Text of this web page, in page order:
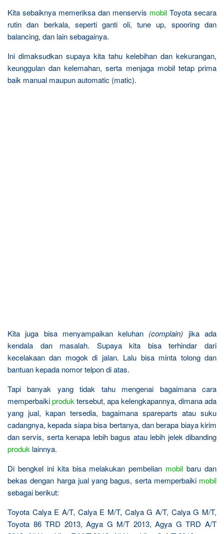
Kita sebaiknya memeriksa dan menservis mobil Toyota secara
rutin dan berkala, seperti ganti oli, tune up, spooring dan
balancing, dan lain sebagainya.
Ini dimaksudkan supaya kita tahu kelebihan dan kekurangan,
keunggulan dan kelemahan, serta menjaga mobil tetap prima
baik manual maupun automatic (matic).
Kita juga bisa menyampaikan keluhan (complain) jika ada
kendala dan masalah. Supaya kita bisa terhindar dari
kecelakaan dan mogok di jalan. Lalu bisa minta tolong dan
bantuan kepada nomor telpon di atas.
Tapi banyak yang tidak tahu mengenai bagaimana cara
memperbaikiproduk tersebut, apa kelengkapannya, dimana ada
yang jual, kapan tersedia, bagaimana spareparts atau suku
cadangnya, kepada siapa bisa bertanya, dan berapa biaya kirim
dan servis, serta kenapa lebih bagus atau lebih jelek dibanding
produk lainnya.
Di bengkel ini kita bisa melakukan pembelian mobil baru dan
bekas dengan harga jual yang bagus, serta memperbaiki mobil
sebagai berikut:
Toyota Calya E A/T, Calya E M/T, Calya G A/T, Calya G M/T,
Toyota 86 TRD 2013, Agya G M/T 2013, Agya G TRD A/T